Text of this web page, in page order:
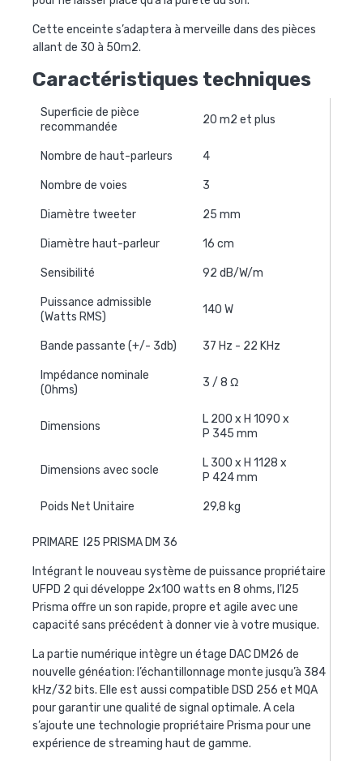
Cette enceinte s’adaptera à merveille dans des pièces
allant de 30 à 50m2.
Caractéristiques techniques
Superficie de pièce
recommandée
20 m2 et plus
Nombre de haut-parleurs 4
Nombre de voies 3
Diamètre tweeter 25 mm
Diamètre haut-parleur 16 cm
Sensibilité 92 dB/W/m
Puissance admissible
(Watts RMS)
140 W
Bande passante (+/- 3db) 37 Hz - 22 KHz
Impédance nominale
(Ohms)
3 / 8 Ω
Dimensions
L 200 x H 1090 x
P 345 mm
Dimensions avec socle
L 300 x H 1128 x
P 424 mm
Poids Net Unitaire 29,8 kg
PRIMARE I25 PRISMA DM 36
Intégrant le nouveau système de puissance propriétaire
UFPD 2 qui développe 2x100 watts en 8 ohms, l’I25
Prisma offre un son rapide, propre et agile avec une
capacité sans précédent à donner vie à votre musique.
La partie numérique intègre un étage DAC DM26 de
nouvelle généation: l’échantillonnage monte jusqu’à 384
kHz/32 bits. Elle est aussi compatible DSD 256 et MQA
pour garantir une qualité de signal optimale. A cela
s’ajoute une technologie propriétaire Prisma pour une
expérience de streaming haut de gamme.